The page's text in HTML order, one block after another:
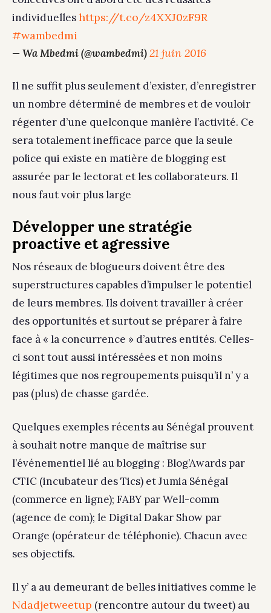
individuelleshttps://t.co/z4XXJ0zF9R
#wambedmi
— Wa Mbedmi (@wambedmi)21 juin 2016
Il ne suffit plus seulement d’exister, d’enregistrer
un nombre déterminé de membres et de vouloir
régenter d’une quelconque manière l’activité. Ce
sera totalement inefficace parce que la seule
police qui existe en matière de blogging est
assurée par le lectorat et les collaborateurs. Il
nous faut voir plus large
Développer une stratégie
proactive et agressive
Nos réseaux de blogueurs doivent être des
superstructures capables d’impulser le potentiel
de leurs membres. Ils doivent travailler à créer
des opportunités et surtout se préparer à faire
face à « la concurrence » d’autres entités. Celles-
ci sont tout aussi intéressées et non moins
légitimes que nos regroupements puisqu’il n’ y a
pas (plus) de chasse gardée.
Quelques exemples récents au Sénégal prouvent
à souhait notre manque de maîtrise sur
l’événementiel lié au blogging : Blog’Awards par
CTIC (incubateur des Tics) et Jumia Sénégal
(commerce en ligne); FABY par Well-comm
(agence de com); le Digital Dakar Show par
Orange (opérateur de téléphonie). Chacun avec
ses objectifs.
Il y’ a au demeurant de belles initiatives comme le
Ndadjetweetup (rencontre autour du tweet) au